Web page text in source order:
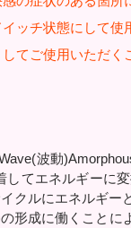
ッチ状態にして使
てご使用いただく
波動
してエネルギーに
クルにエネルギー
形成に働くこと